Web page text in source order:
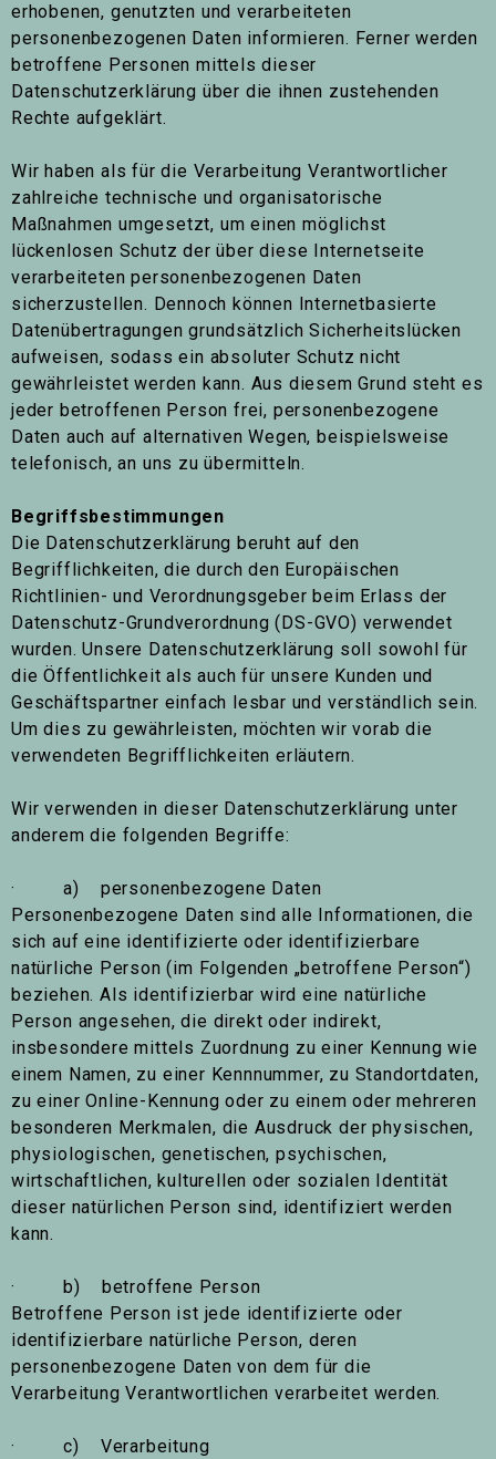
erhobenen, genutzten und verarbeiteten
personenbezogenen Daten informieren. Ferner werden
betroffene Personen mittels dieser
Datenschutzerklärung über die ihnen zustehenden
Rechte aufgeklärt.
Wir haben als für die Verarbeitung Verantwortlicher
zahlreiche technische und organisatorische
Maßnahmen umgesetzt, um einen möglichst
lückenlosen Schutz der über diese Internetseite
verarbeiteten personenbezogenen Daten
sicherzustellen. Dennoch können Internetbasierte
Datenübertragungen grundsätzlich Sicherheitslücken
aufweisen, sodass ein absoluter Schutz nicht
gewährleistet werden kann. Aus diesem Grund steht es
jeder betroffenen Person frei, personenbezogene
Daten auch auf alternativen Wegen, beispielsweise
telefonisch, an uns zu übermitteln.
Begriffsbestimmungen
Die Datenschutzerklärung beruht auf den
Begrifflichkeiten, die durch den Europäischen
Richtlinien- und Verordnungsgeber beim Erlass der
Datenschutz-Grundverordnung (DS-GVO) verwendet
wurden. Unsere Datenschutzerklärung soll sowohl für
die Öffentlichkeit als auch für unsere Kunden und
Geschäftspartner einfach lesbar und verständlich sein.
Um dies zu gewährleisten, möchten wir vorab die
verwendeten Begrifflichkeiten erläutern.
Wir verwenden in dieser Datenschutzerklärung unter
anderem die folgenden Begriffe:
· a) personenbezogene Daten
Personenbezogene Daten sind alle Informationen, die
sich auf eine identifizierte oder identifizierbare
natürliche Person (im Folgenden „betroffene Person“)
beziehen. Als identifizierbar wird eine natürliche
Person angesehen, die direkt oder indirekt,
insbesondere mittels Zuordnung zu einer Kennung wie
einem Namen, zu einer Kennnummer, zu Standortdaten,
zu einer Online-Kennung oder zu einem oder mehreren
besonderen Merkmalen, die Ausdruck der physischen,
physiologischen, genetischen, psychischen,
wirtschaftlichen, kulturellen oder sozialen Identität
dieser natürlichen Person sind, identifiziert werden
kann.
· b) betroffene Person
Betroffene Person ist jede identifizierte oder
identifizierbare natürliche Person, deren
personenbezogene Daten von dem für die
Verarbeitung Verantwortlichen verarbeitet werden.
· c) Verarbeitung